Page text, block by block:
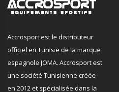
Accrosport est le distributeur
officiel en Tunisie de la marque
espagnole JOMA. Accrosport est
une société Tunisienne créée
en 2012 et spécialisée dans la